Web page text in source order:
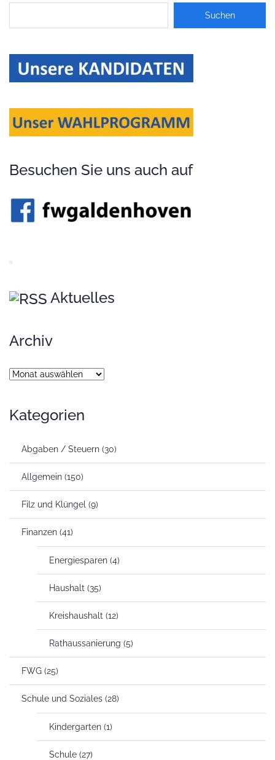
Besuchen Sie uns auch auf
Aktuelles
Archiv
Archiv
Kategorien
Abgaben / Steuern (30)
Allgemein (150)
Filz und Klüngel (9)
Finanzen (41)
Energiesparen (4)
Haushalt (35)
Kreishaushalt (12)
Rathaussanierung (5)
FWG (25)
Schule und Soziales (28)
Kindergarten (1)
Schule (27)